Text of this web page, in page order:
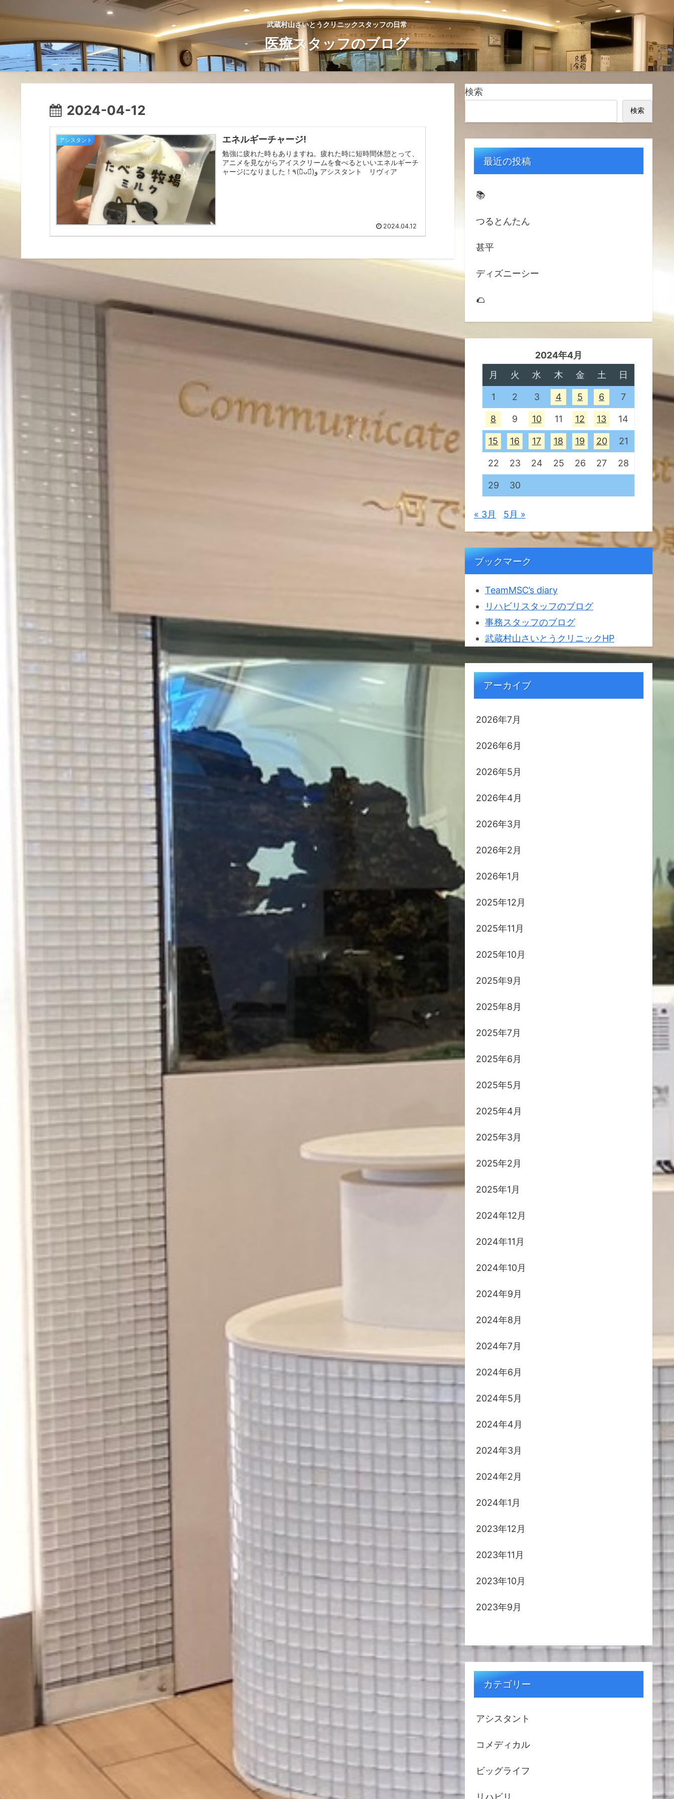
武蔵村山さいとうクリニックスタッフの日常
医療スタッフのブログ
2024-04-12
アシスタント エネルギーチャージ!
勉強に疲れた時もありますね。疲れた時に短時間休憩とって、
アニメを見ながらアイスクリームを食べるといいエネルギーチ
ャージになりました！٩(の̀ᴗの́)و アシスタント リヴィア
2024.04.12
検索
検索
最近の投稿
📚️
つるとんたん
甚平
ディズニーシー
🌮
2024年4月
月
火 水 木 金 土 日
1 2 3 4 5 6 7
8 9 10 11 12 13 14
15 16 17 18 19 20 21
22 23 24 25 26 27 28
29 30
« 3月 5月 »
ブックマーク
TeamMSC’s diary
リハビリスタッフのブログ
事務スタッフのブログ
武蔵村山さいとうクリニックHP
アーカイブ
2026年7月
2026年6月
2026年5月
2026年4月
2026年3月
2026年2月
2026年1月
2025年12月
2025年11月
2025年10月
2025年9月
2025年8月
2025年7月
2025年6月
2025年5月
2025年4月
2025年3月
2025年2月
2025年1月
2024年12月
2024年11月
2024年10月
2024年9月
2024年8月
2024年7月
2024年6月
2024年5月
2024年4月
2024年3月
2024年2月
2024年1月
2023年12月
2023年11月
2023年10月
2023年9月
カテゴリー
アシスタント
コメディカル
ビッグライフ
リハビリ